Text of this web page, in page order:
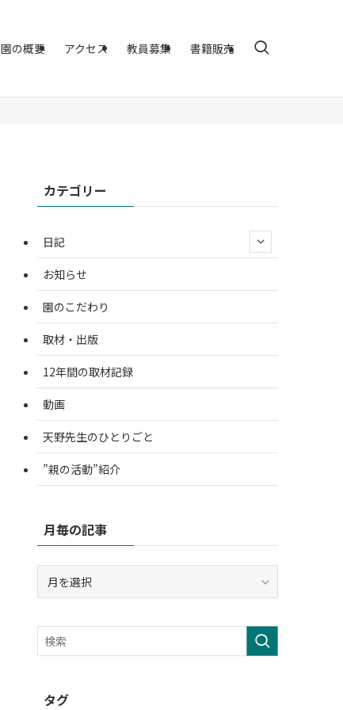
園の概要 アクセス 教員募集 書籍販売
カテゴリー
日記
お知らせ
園のこだわり
取材・出版
12年間の取材記録
動画
天野先生のひとりごと
”親の活動”紹介
月毎の記事
記
事
タグ